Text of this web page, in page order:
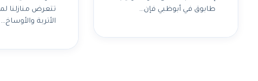
طابوق في أبوظبي فإن…
تتعرض منازلنا
الأتربة والأوساخ…